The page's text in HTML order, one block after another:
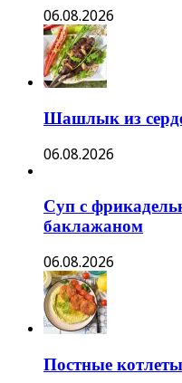
06.08.2026
Шашлык из
06.08.2026
Суп с
баклажаном
06.08.2026
Постные